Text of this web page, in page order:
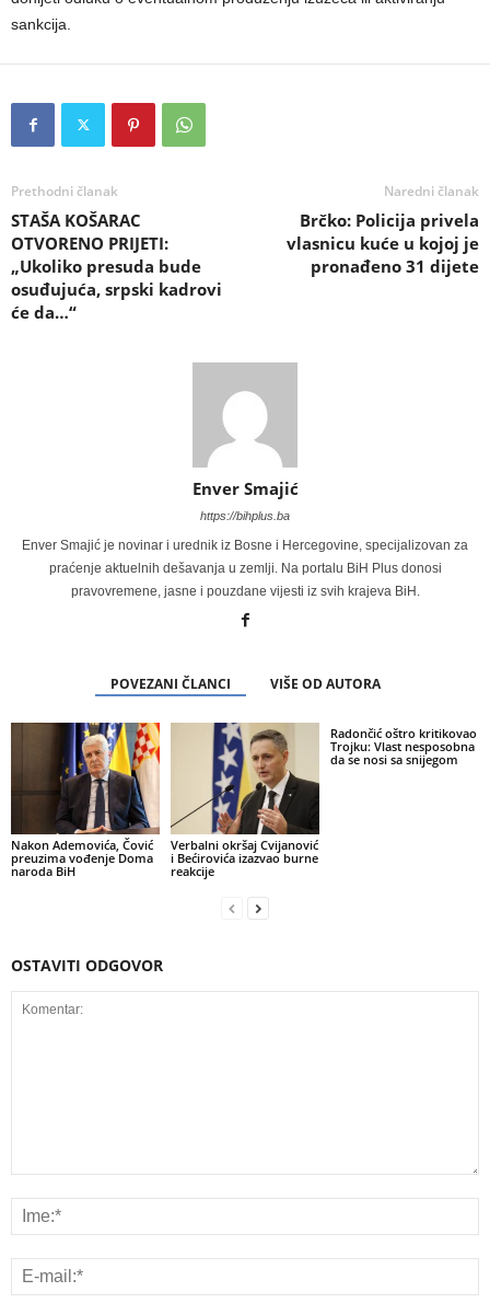
sankcija.
Prethodni članak
STAŠA KOŠARAC
OTVORENO PRIJETI:
„Ukoliko presuda bude
osuđujuća, srpski kadrovi
će da…“
Naredni članak
Brčko: Policija privela
vlasnicu kuće u kojoj je
pronađeno 31 dijete
Enver Smajić
https://bihplus.ba
Enver Smajić je novinar i urednik iz Bosne i Hercegovine, specijalizovan za
praćenje aktuelnih dešavanja u zemlji. Na portalu BiH Plus donosi
pravovremene, jasne i pouzdane vijesti iz svih krajeva BiH.
POVEZANI ČLANCI VIŠE OD AUTORA
Nakon Ademovića, Čović
preuzima vođenje Doma
naroda BiH
Verbalni okršaj Cvijanović
i Bećirovića izazvao burne
reakcije
Radončić oštro kritikovao
Trojku: Vlast nesposobna
da se nosi sa snijegom
OSTAVITI ODGOVOR